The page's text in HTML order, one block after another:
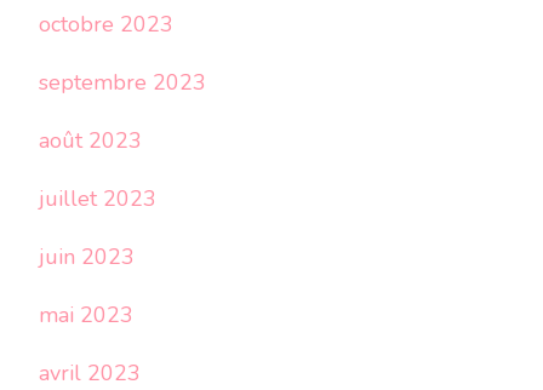
octobre 2023
septembre 2023
août 2023
juillet 2023
juin 2023
mai 2023
avril 2023